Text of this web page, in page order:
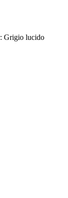
: Grigio lucido